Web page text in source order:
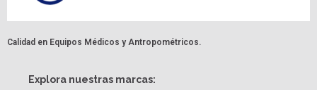
Calidad en Equipos Médicos y Antropométricos.
Explora nuestras marcas: